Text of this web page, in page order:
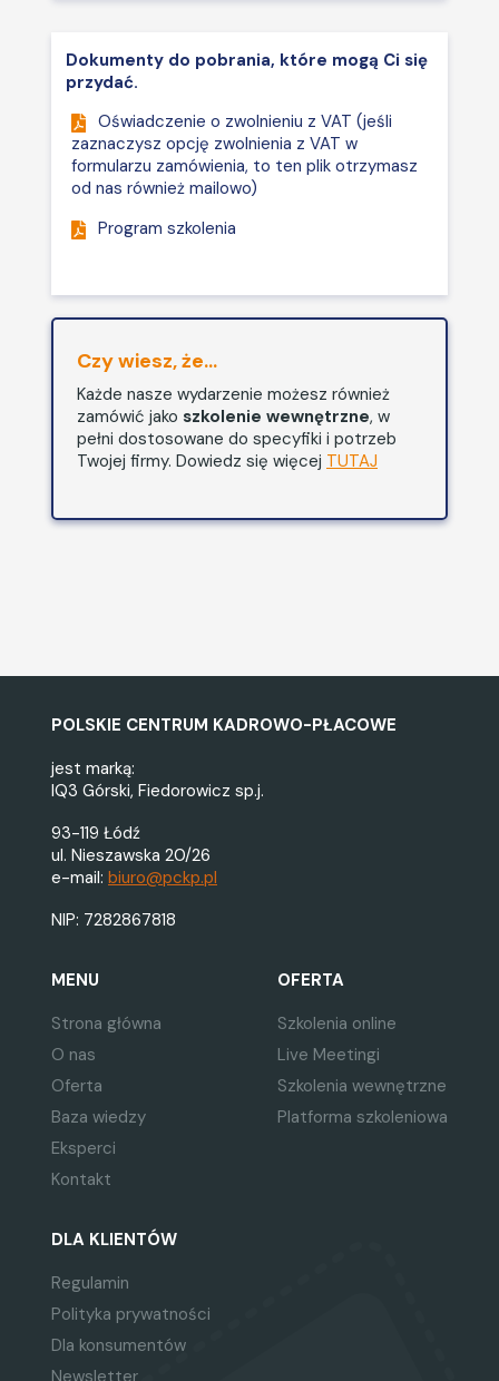
Dokumenty do pobrania, które mogą Ci się
przydać.
Oświadczenie o zwolnieniu z VAT (jeśli
zaznaczysz opcję zwolnienia z VAT w
formularzu zamówienia, to ten plik otrzymasz
od nas również mailowo)
Program szkolenia
Czy wiesz, że...
Każde nasze wydarzenie możesz również
zamówić jako szkolenie wewnętrzne, w
pełni dostosowane do specyfiki i potrzeb
Twojej firmy. Dowiedz się więcej TUTAJ
POLSKIE CENTRUM KADROWO-PŁACOWE
jest marką:
IQ3 Górski, Fiedorowicz sp.j.
93-119 Łódź
ul. Nieszawska 20/26
e-mail: biuro@pckp.pl
NIP: 7282867818
MENU
Strona główna
O nas
Oferta
Baza wiedzy
Eksperci
Kontakt
OFERTA
Szkolenia online
Live Meetingi
Szkolenia wewnętrzne
Platforma szkoleniowa
DLA KLIENTÓW
Regulamin
Polityka prywatności
Dla konsumentów
Newsletter